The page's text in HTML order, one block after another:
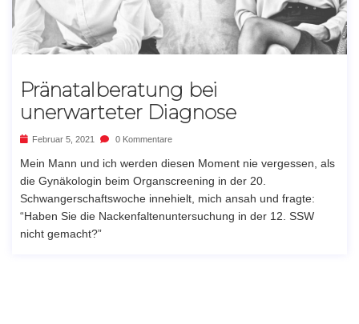
Pränatalberatung bei
unerwarteter Diagnose
Februar 5, 2021 0 Kommentare
Mein Mann und ich werden diesen Moment nie vergessen, als
die Gynäkologin beim Organscreening in der 20.
Schwangerschaftswoche innehielt, mich ansah und fragte:
“Haben Sie die Nackenfaltenuntersuchung in der 12. SSW
nicht gemacht?”